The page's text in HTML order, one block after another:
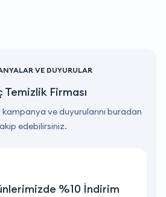
VE DUYURULAR
Temizlik Firması
kampanya ve duyurularını buradan
edebilirsiniz.
%10 İndirim